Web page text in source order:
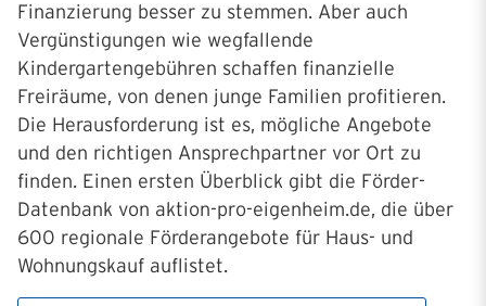
Finanzierung besser zu stemmen. Aber auch
Vergünstigungen wie wegfallende
Kindergartengebühren schaffen finanzielle
Freiräume, von denen junge Familien profitieren.
Die Herausforderung ist es, mögliche Angebote
und den richtigen Ansprechpartner vor Ort zu
finden. Einen ersten Überblick gibt die Förder-
Datenbank von aktion-pro-eigenheim.de, die über
600 regionale Förderangebote für Haus- und
Wohnungskauf auflistet.